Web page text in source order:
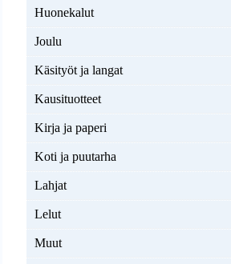
Huonekalut
Joulu
Käsityöt ja langat
Kausituotteet
Kirja ja paperi
Koti ja puutarha
Lahjat
Lelut
Muut